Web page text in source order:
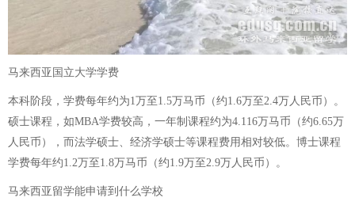
马来西亚国立大学学费
本科阶段，学费每年约为1万至1.5万马币（约1.6万至2.4万人民币）。
硕士课程，如MBA学费较高，一年制课程约为4.116万马币（约6.65万
人民币），而法学硕士、经济学硕士等课程费用相对较低。博士课程
学费每年约1.2万至1.8万马币（约1.9万至2.9万人民币）。
马来西亚留学能申请到什么学校